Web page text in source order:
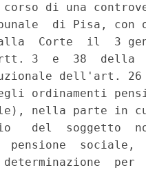
di una
di Pisa, con
alla  Corte  il  3
3  e  38  della
dell'art. 26
ordinamenti
nella parte
del  soggetto
pensione  sociale,
per